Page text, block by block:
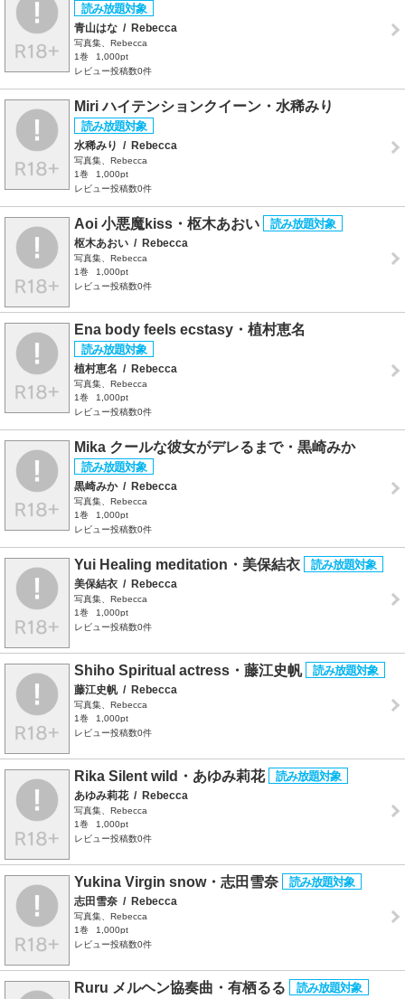
青山はな / Rebecca
写真集、Rebecca
1巻
1,000pt
レビュー投稿数0件
Miri ハイテンションクイーン・水稀みり
水稀みり / Rebecca
写真集、Rebecca
1巻
1,000pt
レビュー投稿数0件
Aoi 小悪魔kiss・枢木あおい
枢木あおい / Rebecca
写真集、Rebecca
1巻
1,000pt
レビュー投稿数0件
Ena body feels ecstasy・植村恵名
植村恵名 / Rebecca
写真集、Rebecca
1巻
1,000pt
レビュー投稿数0件
Mika クールな彼女がデレるまで・黒崎みか
黒崎みか / Rebecca
写真集、Rebecca
1巻
1,000pt
レビュー投稿数0件
Yui Healing meditation・美保結衣
美保結衣 / Rebecca
写真集、Rebecca
1巻
1,000pt
レビュー投稿数0件
Shiho Spiritual actress・藤江史帆
藤江史帆 / Rebecca
写真集、Rebecca
1巻
1,000pt
レビュー投稿数0件
Rika Silent wild・あゆみ莉花
あゆみ莉花 / Rebecca
写真集、Rebecca
1巻
1,000pt
レビュー投稿数0件
Yukina Virgin snow・志田雪奈
志田雪奈 / Rebecca
写真集、Rebecca
1巻
1,000pt
レビュー投稿数0件
Ruru メルヘン協奏曲・有栖るる